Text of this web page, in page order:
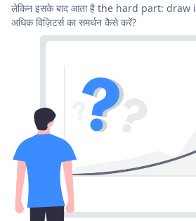
लेकिन इसके बाद आता है the hard part:
अधिक विज़िटर्स का समर्थन कैसे करें?